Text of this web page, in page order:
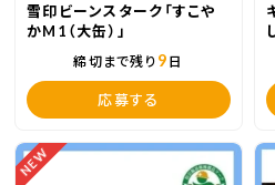
雪印ビーンスターク「すこや
かM1（大缶）」
締切まで残り 9 日
応募する
NEW